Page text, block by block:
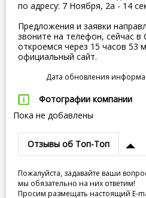
по адресу: 7 Ноября, 2а - 14
Предложения и заявки
звоните на телефон, сейчас
откроемся через 15 часов 53
официальный сайт.
Дата обновления
Фотографии компании
Пока не добавлены
Отзывы об Топ-Топ
Пожалуйста, задавайте ваши
мы обязательно на них ответим!
Просим размещать настоящий E-